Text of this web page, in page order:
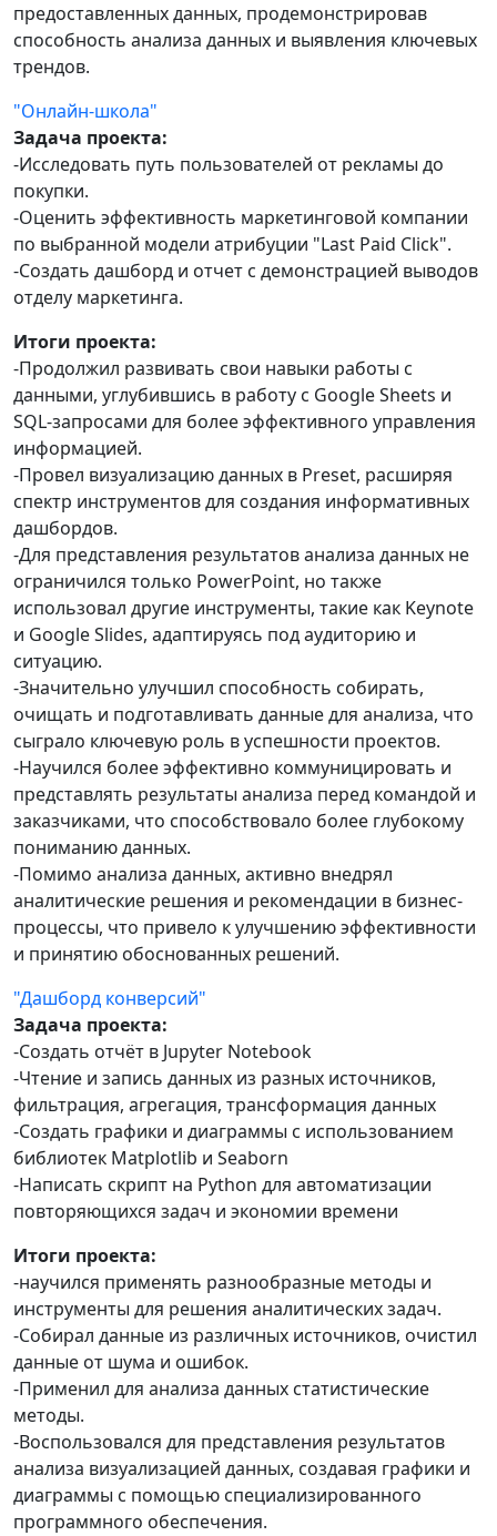
предоставленных данных, продемонстрировав
способность анализа данных и выявления ключевых
трендов.
"Онлайн-школа"
Задача проекта:
-Исследовать путь пользователей от рекламы до
покупки.
-Оценить эффективность маркетинговой компании
по выбранной модели атрибуции "Last Paid Click".
-Создать дашборд и отчет с демонстрацией выводов
отделу маркетинга.
Итоги проекта:
-Продолжил развивать свои навыки работы с
данными, углубившись в работу с Google Sheets и
SQL-запросами для более эффективного управления
информацией.
-Провел визуализацию данных в Preset, расширяя
спектр инструментов для создания информативных
дашбордов.
-Для представления результатов анализа данных не
ограничился только PowerPoint, но также
использовал другие инструменты, такие как Keynote
и Google Slides, адаптируясь под аудиторию и
ситуацию.
-Значительно улучшил способность собирать,
очищать и подготавливать данные для анализа, что
сыграло ключевую роль в успешности проектов.
-Научился более эффективно коммуницировать и
представлять результаты анализа перед командой и
заказчиками, что способствовало более глубокому
пониманию данных.
-Помимо анализа данных, активно внедрял
аналитические решения и рекомендации в бизнес-
процессы, что привело к улучшению эффективности
и принятию обоснованных решений.
"Дашборд конверсий"
Задача проекта:
-Создать отчёт в Jupyter Notebook
-Чтение и запись данных из разных источников,
фильтрация, агрегация, трансформация данных
-Создать графики и диаграммы с использованием
библиотек Matplotlib и Seaborn
-Написать скрипт на Python для автоматизации
повторяющихся задач и экономии времени
Итоги проекта:
-научился применять разнообразные методы и
инструменты для решения аналитических задач.
-Собирал данные из различных источников, очистил
данные от шума и ошибок.
-Применил для анализа данных статистические
методы.
-Воспользовался для представления результатов
анализа визуализацией данных, создавая графики и
диаграммы с помощью специализированного
программного обеспечения.